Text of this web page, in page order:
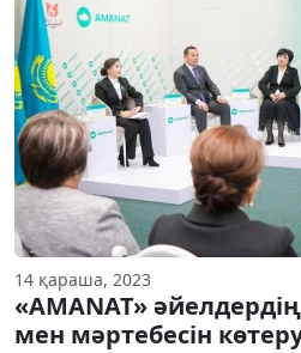
14 қараша, 2023
«AMANAT»
мен мәртебесін